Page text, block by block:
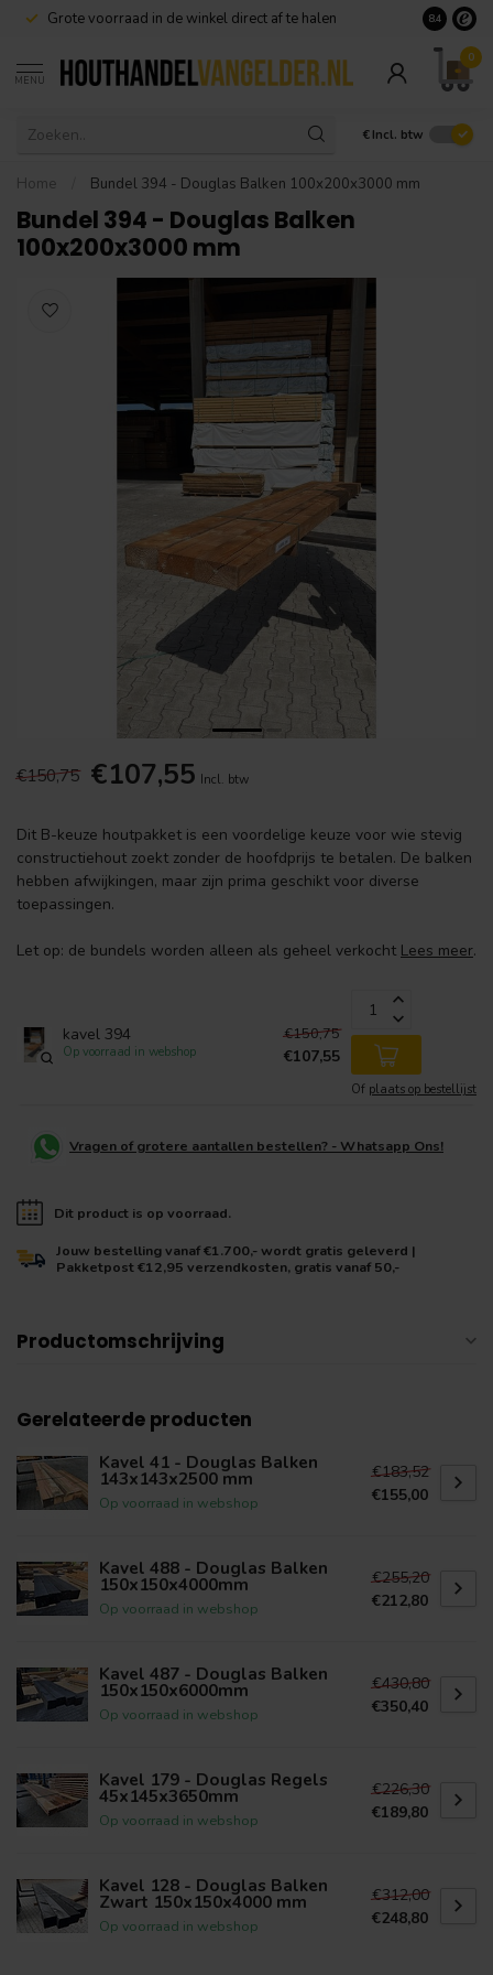
Grote voorraad in de winkel direct af te halen 8.4
MENU
0
€ Incl. btw
Home Bundel 394 - Douglas Balken 100x200x3000 mm
Bundel 394 - Douglas Balken
100x200x3000 mm
€150,75 €107,55 Incl. btw
Dit B-keuze houtpakket is een voordelige keuze voor wie stevig
constructiehout zoekt zonder de hoofdprijs te betalen. De balken
hebben afwijkingen, maar zijn prima geschikt voor diverse
toepassingen.
Let op: de bundels worden alleen als geheel verkocht Lees meer.
kavel 394
Op voorraad in webshop
€150,75
€107,55
Of plaats op bestellijst
Vragen of grotere aantallen bestellen? - Whatsapp Ons!
Dit product is op voorraad.
Jouw bestelling vanaf €1.700,- wordt gratis geleverd |
Pakketpost €12,95 verzendkosten, gratis vanaf 50,-
Productomschrijving
Gerelateerde producten
Kavel 41 - Douglas Balken
143x143x2500 mm
Op voorraad in webshop
€183,52
€155,00
Kavel 488 - Douglas Balken
150x150x4000mm
Op voorraad in webshop
€255,20
€212,80
Kavel 487 - Douglas Balken
150x150x6000mm
Op voorraad in webshop
€430,80
€350,40
Kavel 179 - Douglas Regels
45x145x3650mm
Op voorraad in webshop
€226,30
€189,80
Kavel 128 - Douglas Balken
Zwart 150x150x4000 mm
Op voorraad in webshop
€312,00
€248,80